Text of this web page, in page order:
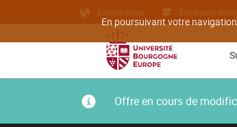
En poursuivant votre
Bibliothèque Etudiants
Offre en cours de